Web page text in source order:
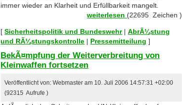
immer wieder an Klarheit und Erfüllbarkeit mangelt.
weiterlesen (22695 Zeichen )
[Sicherheitspolitik und Bundeswehr|AbrÃ¼stung
und RÃ¼stungskontrolle | Pressemitteilung ]
BekÃ¤mpfung der Weiterverbreitung von
Kleinwaffen fortsetzen
Veröffentlicht von: Webmaster am 10. Juli 2006 14:57:31 +02:00
(92315 Aufrufe )